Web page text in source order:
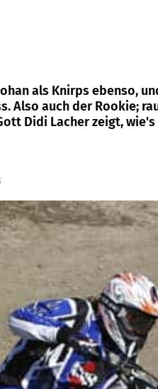
als Knirps ebenso,
Also auch der Rookie;
Didi Lacher zeigt, wie's